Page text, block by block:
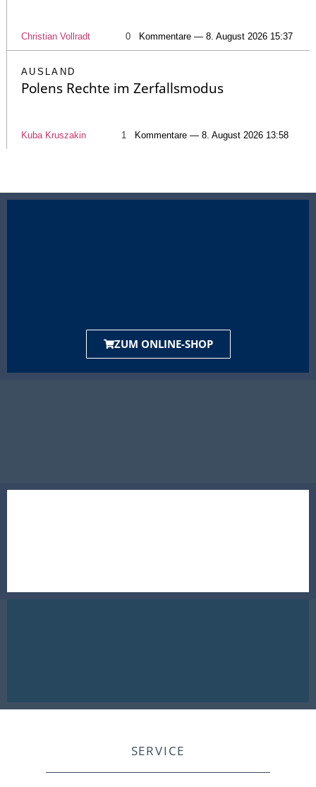
Christian Vollradt 0 Kommentare — 8. August 2026 15:37
AUSLAND
Polens Rechte im Zerfallsmodus
Kuba Kruszakin 1 Kommentare — 8. August 2026 13:58
ZUM ONLINE-SHOP
SERVICE